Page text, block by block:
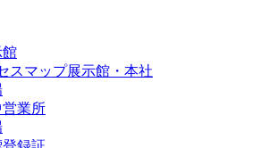
館
スマップ展示館・本社
業所